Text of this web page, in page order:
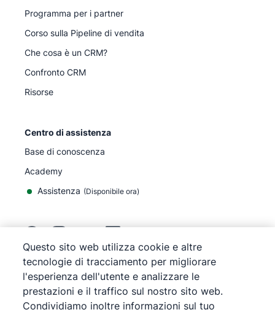
Programma per i partner
Corso sulla Pipeline di vendita
Che cosa è un CRM?
Confronto CRM
Risorse
Centro di assistenza
Base di conoscenza
Academy
Assistenza (Disponibile ora)
©2026Pipedrive
Pipedrive
Termini di servizio
Pipedrive
Informativa sulla privacy
Mappa del sito
Questo sito web utilizza cookie e altre
tecnologie di tracciamento per migliorare
l'esperienza dell'utente e analizzare le
prestazioni e il traffico sul nostro sito web.
Condividiamo inoltre informazioni sul tuo